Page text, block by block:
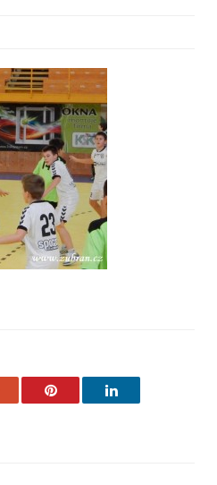
Pinterest LinkedIn